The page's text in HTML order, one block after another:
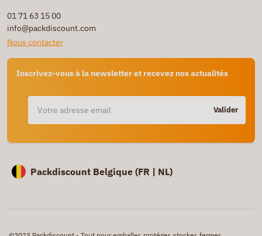
01 71 63 15 00
info@packdiscount.com
Nous contacter
Inscrivez-vous à la newsletter et recevez nos actualités
Valider
Packdiscount Belgique (FR | NL)